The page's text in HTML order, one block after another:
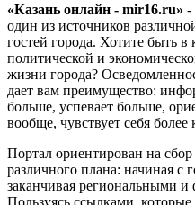
«Казань онлайн - mir16.ru» -
один из источников
гостей города. Хотите быть в
политической и
жизни города?
дает вам преимущество:
больше, успевает больше,
вообще, чувствует себя
Портал ориентирован на
различного плана: начиная с
заканчивая региональными
Пользуясь ссылками,